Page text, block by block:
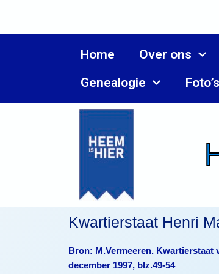
de
Home Over ons
Genealogie
Foto’s
Kwartierstaat Henri
Bron: M.Vermeeren. Kwartierstaat
december 1997, blz.49-54